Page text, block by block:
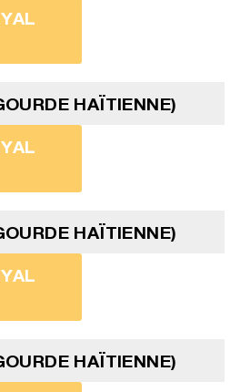
HAÏTIENNE)
HAÏTIENNE)
HAÏTIENNE)